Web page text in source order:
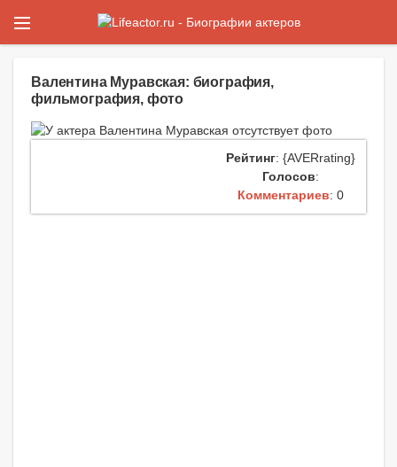
Валентина Муравская: биография,
фильмография, фото
Рейтинг: {AVERrating}
Голосов:
Комментариев: 0